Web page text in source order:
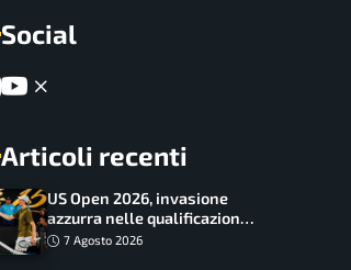
Social
Articoli recenti
US Open 2026, invasione
azzurra nelle qualificazioni:
17 italiani a caccia del main
7 Agosto 2026